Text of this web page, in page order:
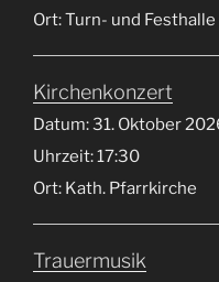
Ort:Turn- und Festhalle
Kirchenkonzert
Datum:31. Oktober
Uhrzeit:17:30
Ort: Kath. Pfarrkirche
Trauermusik